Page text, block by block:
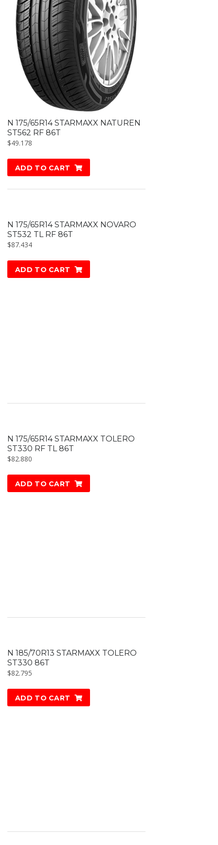
N 175/65R14 STARMAXX NATUREN
ST562 RF 86T
$49.178
ADD TO CART
N 175/65R14 STARMAXX NOVARO
ST532 TL RF 86T
$87.434
ADD TO CART
N 175/65R14 STARMAXX TOLERO
ST330 RF TL 86T
$82.880
ADD TO CART
N 185/70R13 STARMAXX TOLERO
ST330 86T
$82.795
ADD TO CART